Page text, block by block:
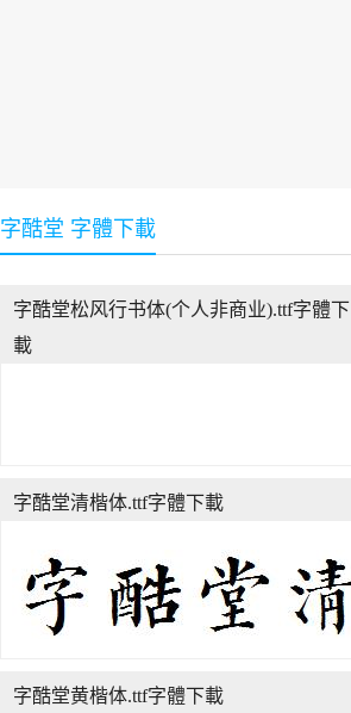
字酷堂 字體下載
字酷堂松风行书体(个人非商业).ttf字體下
載
字酷堂清楷体.ttf字體下載
字酷堂黄楷体.ttf字體下載